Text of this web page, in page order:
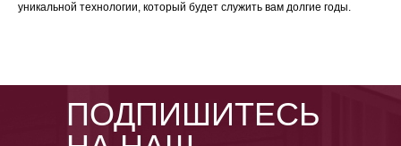
уникальной технологии, который будет служить вам долгие годы.
ПОДПИШИТЕСЬ